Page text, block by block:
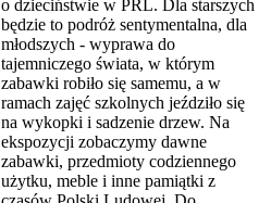
o dzieciństwie w PRL. Dla starszych
będzie to podróż sentymentalna, dla
młodszych - wyprawa do
tajemniczego świata, w którym
zabawki robiło się samemu, a w
ramach zajęć szkolnych jeździło się
na wykopki i sadzenie drzew. Na
ekspozycji zobaczymy dawne
zabawki, przedmioty codziennego
użytku, meble i inne pamiątki z